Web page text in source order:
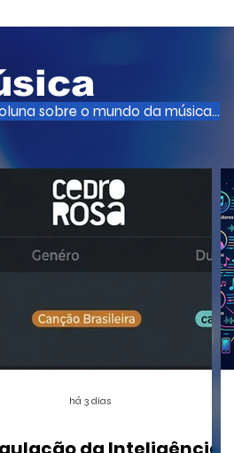
de
ameaça
e o
sobre o mundo da música...
há 3 dias